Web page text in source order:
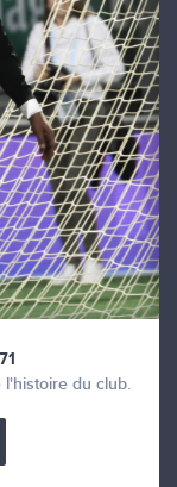
du club.